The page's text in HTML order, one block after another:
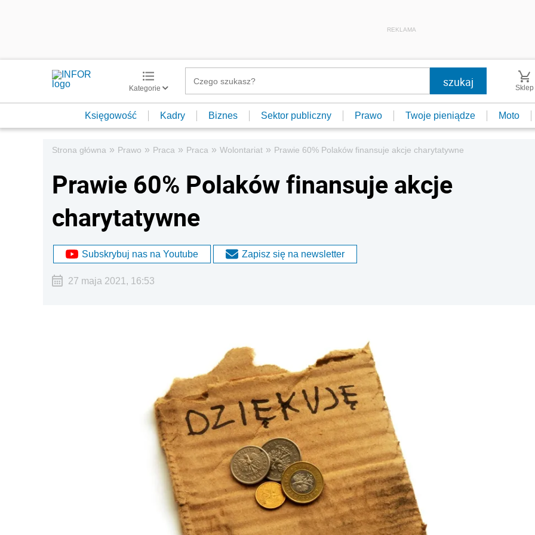
REKLAMA
Kategorie Sklep
Księgowość Kadry Biznes Sektor publiczny Prawo Twoje pieniądze Moto
Strona główna » Prawo » Praca » Praca » Wolontariat » Prawie 60% Polaków finansuje akcje charytatywne
Prawie 60% Polaków finansuje akcje
charytatywne
Subskrybuj nas na Youtube Zapisz się na newsletter
27 maja 2021, 16:53